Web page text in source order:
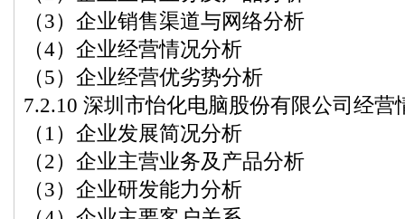
（3）企业销售渠道与网络分析
（4）企业经营情况分析
（5）企业经营优劣势分析
7.2.10 深圳市怡化电脑股份有限公司经营
（1）企业发展简况分析
（2）企业主营业务及产品分析
（3）企业研发能力分析